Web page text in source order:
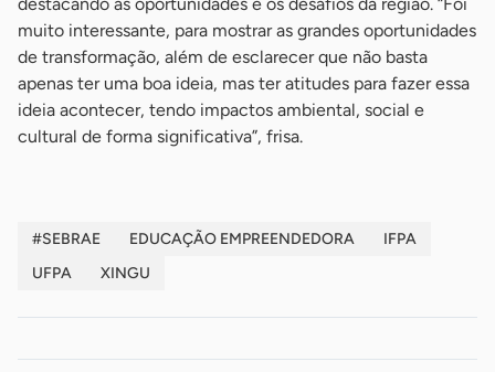
destacando as oportunidades e os desafios da região. “Foi
muito interessante, para mostrar as grandes oportunidades
de transformação, além de esclarecer que não basta
apenas ter uma boa ideia, mas ter atitudes para fazer essa
ideia acontecer, tendo impactos ambiental, social e
cultural de forma significativa”, frisa.
#SEBRAE EDUCAÇÃO EMPREENDEDORA
IFPA
UFPA
XINGU